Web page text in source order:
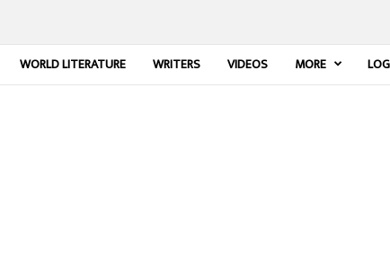
WORLD LITERATURE WRITERS VIDEOS MORE